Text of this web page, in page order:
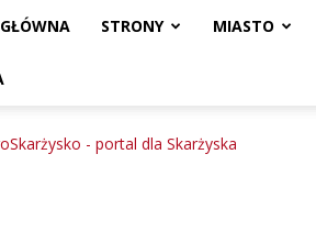
STRONY MIASTO